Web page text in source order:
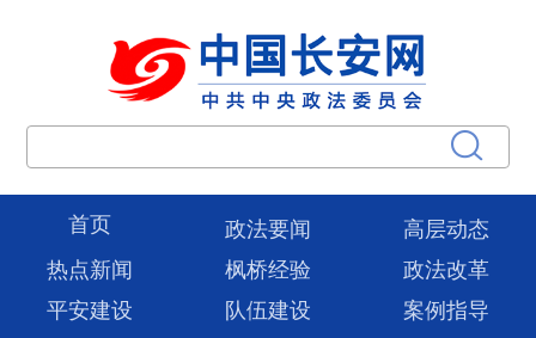
首页 政法要闻
高层动态
热点新闻
枫桥经验
政法改革
平安建设
队伍建设
案例指导